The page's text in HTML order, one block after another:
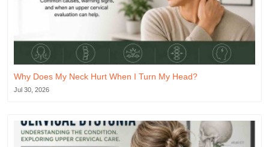
Why Does My Neck Hurt When I Turn My Head?
Jul 30, 2026